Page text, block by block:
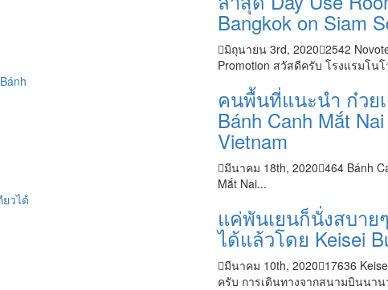
Bangkok on Siam
มิถุนายน 3rd, 2020 2542
Promotion สวัสดีครับ โรงแรมโน
คนพื้นที่แนะนำ ก๋วย
Bánh Canh Mắt
Vietnam
มีนาคม 18th, 2020 464 Bánh
Mắt Nai...
แค่พันเยนก็นั่งสบาย
ได้แล้วโดย Keisei
มีนาคม 10th, 2020 17636
ครับ การเดินทางจากสนามบินนา